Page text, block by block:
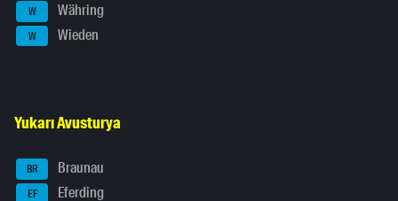
W Währing
W Wieden
Yukarı Avusturya
BR Braunau
EF Eferding